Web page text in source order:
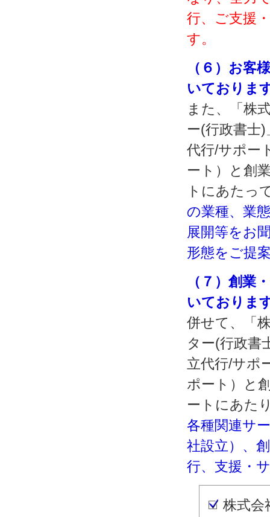
行、ご支援
す。
（６）お客
いておりま
また、「株
ー(行政書士
代行/サポー
ート）と創
トにあたっ
の業種、業
展開等をお
形態をご提
（７）創業
いておりま
併せて、「
ター(行政書
立代行/サポ
ポート）と
ートにあた
各種関連サ
社設立）、
行、支援・
株式会